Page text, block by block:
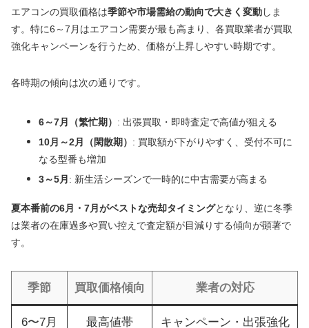
エアコンの買取価格は季節や市場需給の動向で大きく変動しま
す。特に6～7月はエアコン需要が最も高まり、各買取業者が買取
強化キャンペーンを行うため、価格が上昇しやすい時期です。
各時期の傾向は次の通りです。
6～7月（繁忙期） : 出張買取・即時査定で高値が狙える
10月～2月（閑散期） : 買取額が下がりやすく、受付不可に
なる型番も増加
3～5月: 新生活シーズンで一時的に中古需要が高まる
夏本番前の6月・7月がベストな売却タイミングとなり、逆に冬季
は業者の在庫過多や買い控えで査定額が目減りする傾向が顕著で
す。
季節 買取価格傾向 業者の対応
6〜7月 最高値帯 キャンペーン・出張強化